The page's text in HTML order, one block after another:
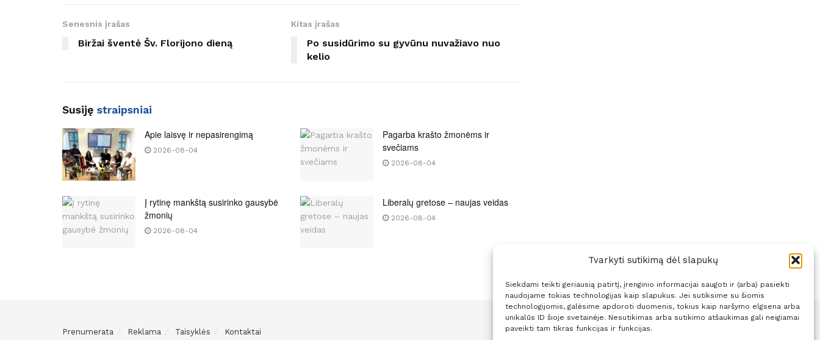
Tvarkyti sutikimą dėl slapukų
Siekdami teikti geriausią patirtį, įrenginio informacijai saugoti ir (arba) pasiekti
naudojame tokias technologijas kaip slapukus. Jei sutiksime su šiomis
technologijomis, galėsime apdoroti duomenis, tokius kaip naršymo elgsena arba
unikalūs ID šioje svetainėje. Nesutikimas arba sutikimo atšaukimas gali neigiamai
paveikti tam tikras funkcijas ir funkcijas.
Senesnis įrašas
Biržai šventė Šv. Florijono dieną
Kitas įrašas
Po susidūrimo su gyvūnu nuvažiavo nuo
kelio
Susiję straipsniai
Apie laisvę ir nepasirengimą
2026-08-04
Pagarba krašto žmonėms ir
svečiams
2026-08-04
Į rytinę mankštą susirinko gausybė
žmonių
2026-08-04
Liberalų gretose – naujas veidas
2026-08-04
Prenumerata Reklama Taisyklės Kontaktai